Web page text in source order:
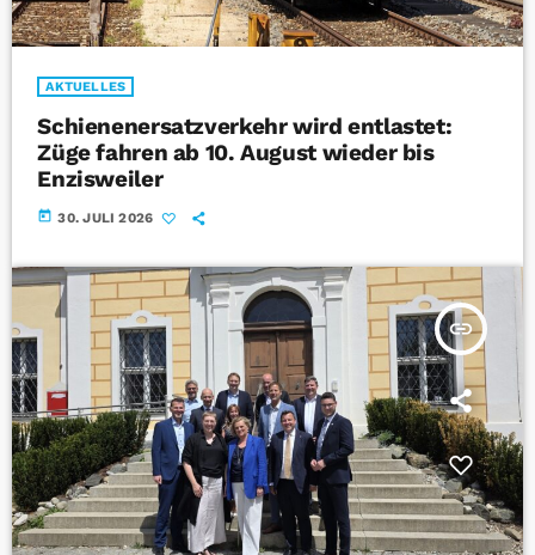
AKTUELLES
Schienenersatzverkehr wird entlastet:
Züge fahren ab 10. August wieder bis
Enzisweiler
today 30. JULI 2026
insert_link